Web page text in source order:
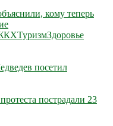
кому теперь
ТуризмЗдоровье
посетил
пострадали 23